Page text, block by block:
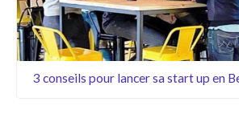
3 conseils pour lancer sa start up en